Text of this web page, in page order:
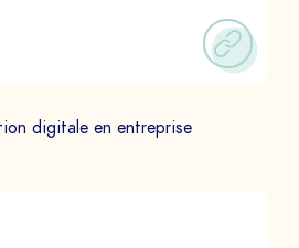
digitale en entreprise